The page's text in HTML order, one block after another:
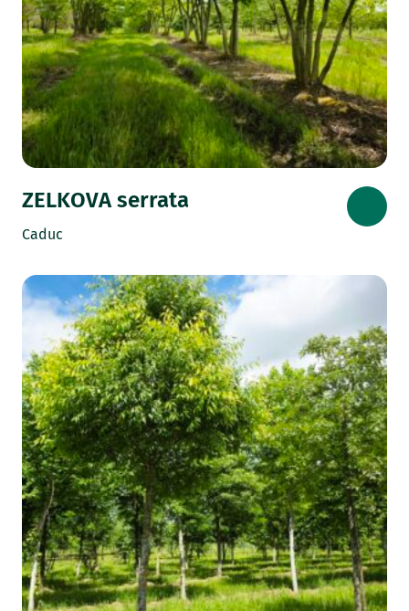
ZELKOVA serrata
Caduc